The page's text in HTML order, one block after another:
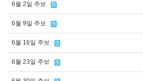
6월 2일 주보
6월 9일 주보
6월 16일 주보
6월 23일 주보